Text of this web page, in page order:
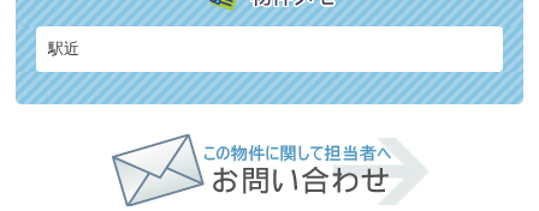
駅近